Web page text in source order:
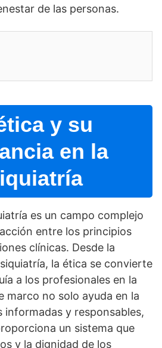
de las personas.
y su
en la
es un campo complejo
entre los principios
clí­nicas. Desde la
la ética se convierte
a los profesionales en la
marco no solo ayuda en la
informadas y responsables,
un sistema que
y la dignidad de los